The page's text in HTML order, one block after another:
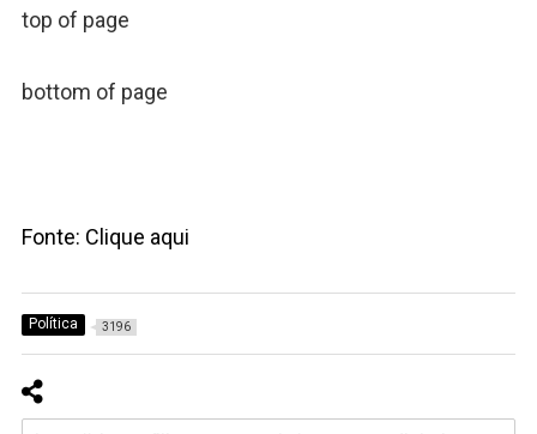
top of page
bottom of page
Fonte: Clique aqui
Política 3196